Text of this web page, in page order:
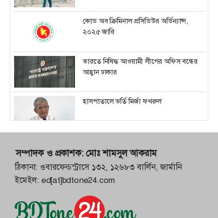
ক্র্যাকডাউন
দিয়েছে সরকার
কোড অব ক্রিমিনাল প্রসিডিউর অর্ডিন্যান্স,
২০২৫ জারি
ভারতে নিষিদ্ধ আওয়ামী লীগের অফিস বন্ধের
আহ্বান ঢাকার
হাসপাতালে ভর্তি মির্জা ফখরুল
জিয়া
সাদা পাথর ৭ দিনের মধ্যে আগের জায়গায়
সম্পাদক ও প্রকাশক: মোঃ শামসুল আকরাম
ঠিকানা: ওবারফেল্ডস্ট্রাসে ১৩২, ১২৬৮৩ বার্লিন, জার্মানি
ইমেইল: ed[at]bdtone24.com